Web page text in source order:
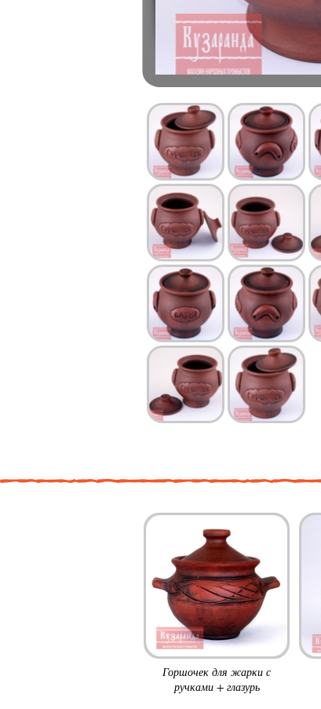
Горшочек для жарки с
ручками + глазурь